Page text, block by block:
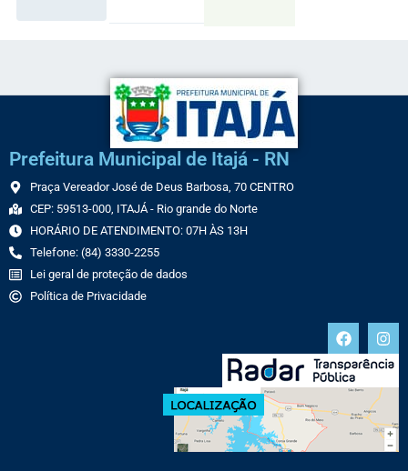
Prefeitura Municipal de Itajá - RN
Praça Vereador José de Deus Barbosa, 70 CENTRO
CEP: 59513-000, ITAJÁ - Rio grande do Norte
HORÁRIO DE ATENDIMENTO: 07H ÀS 13H
Telefone: (84) 3330-2255
Lei geral de proteção de dados
Política de Privacidade